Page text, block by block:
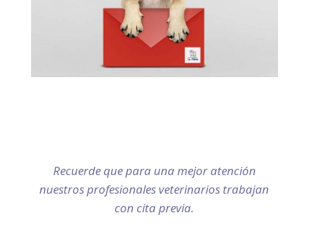
Recuerde que para una mejor atención
nuestros profesionales veterinarios trabajan
con cita previa.